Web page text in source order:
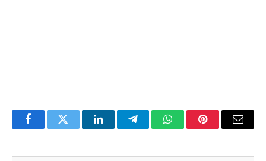
FacebookTwitter LinkedInTelegramWhatsAppPinterestEmail